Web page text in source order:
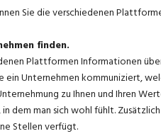
Sie die verschiedenen
finden.
Plattformen Informationen
ein Unternehmen kommuniziert,
zu Ihnen und Ihren
dem man sich wohl fühlt.
Stellen verfügt.